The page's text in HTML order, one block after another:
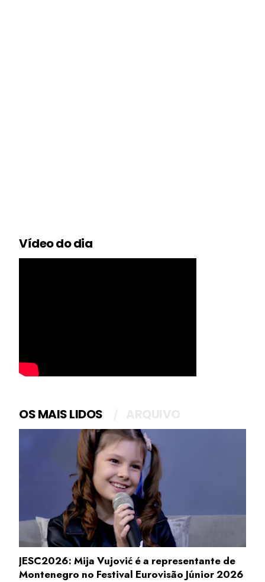
Vídeo do dia
OS MAIS LIDOS
JESC2026: Mija Vujović é a representante de
Montenegro no Festival Eurovisão Júnior 2026